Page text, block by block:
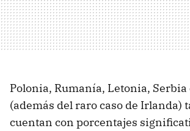
Polonia, Rumanía, Letonia, Serbia
(además del raro caso de Irlanda)
cuentan con porcentajes